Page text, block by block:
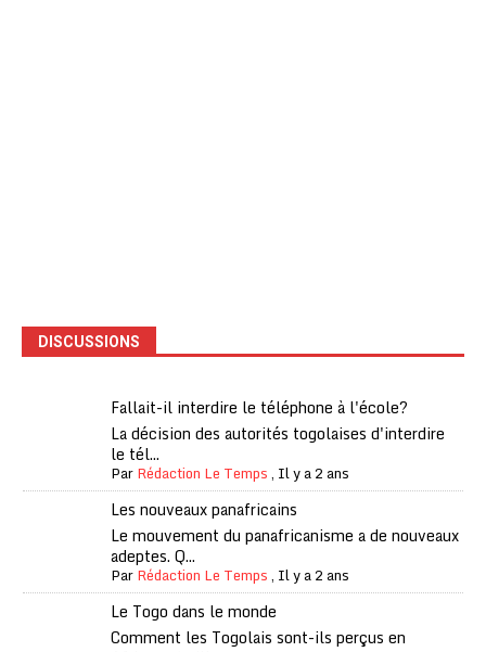
DISCUSSIONS
Fallait-il interdire le téléphone à l'école?
La décision des autorités togolaises d'interdire
le tél...
ParRédaction Le Temps, Il y a 2 ans
Les nouveaux panafricains
Le mouvement du panafricanisme a de nouveaux
adeptes. Q...
ParRédaction Le Temps, Il y a 2 ans
Le Togo dans le monde
Comment les Togolais sont-ils perçus en